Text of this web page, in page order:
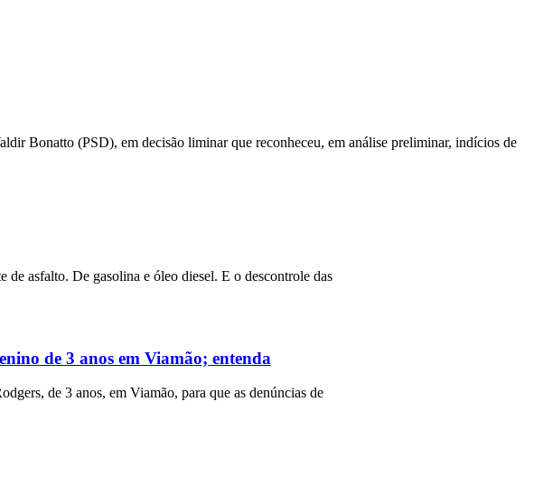
Bonatto (PSD), em decisão liminar que reconheceu, em análise preliminar, indícios de
asfalto. De gasolina e óleo diesel. E o descontrole das
de 3 anos em Viamão; entenda
de 3 anos, em Viamão, para que as denúncias de